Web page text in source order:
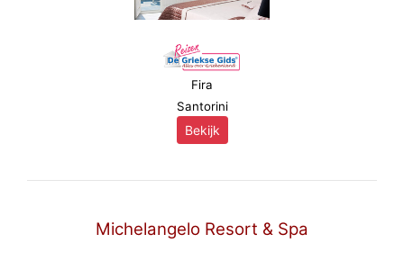
Fira
Santorini
Bekijk
Michelangelo Resort & Spa